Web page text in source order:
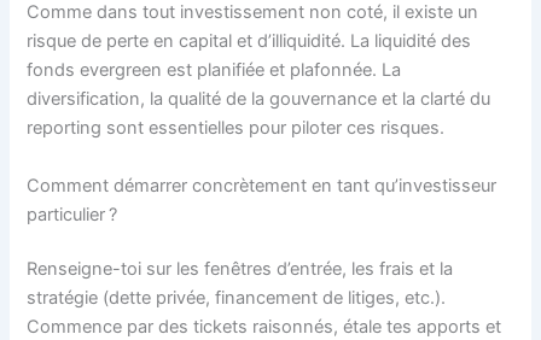
Comme dans tout investissement non coté, il existe un
risque de perte en capital et d’illiquidité. La liquidité des
fonds evergreen est planifiée et plafonnée. La
diversification, la qualité de la gouvernance et la clarté du
reporting sont essentielles pour piloter ces risques.
Comment démarrer concrètement en tant qu’investisseur
particulier ?
Renseigne-toi sur les fenêtres d’entrée, les frais et la
stratégie (dette privée, financement de litiges, etc.).
Commence par des tickets raisonnés, étale tes apports et